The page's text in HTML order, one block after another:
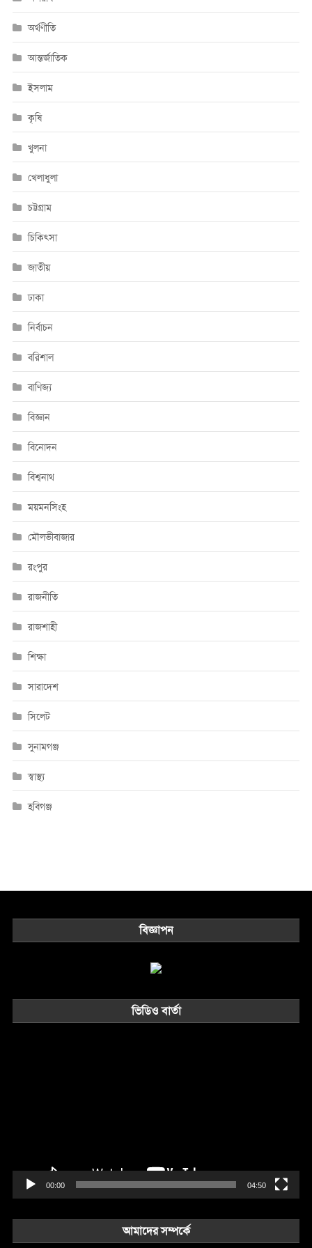
অর্থণীতি
আন্তর্জাতিক
ইসলাম
কৃষি
খুলনা
খেলাধুলা
চট্টগ্রাম
চিকিৎসা
জাতীয়
ঢাকা
নির্বাচন
বরিশাল
বাণিজ্য
বিজ্ঞান
বিনোদন
বিশ্বনাথ
ময়মনসিংহ
মৌলভীবাজার
রংপুর
রাজনীতি
রাজশাহী
শিক্ষা
সারাদেশ
সিলেট
সুনামগঞ্জ
স্বাস্থ্য
হবিগঞ্জ
বিজ্ঞাপন
ভিডিও বার্তা
00:00 04:50
আমাদের সম্পর্কে